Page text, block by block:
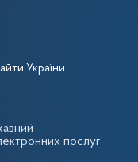
сторінка
України
послуг